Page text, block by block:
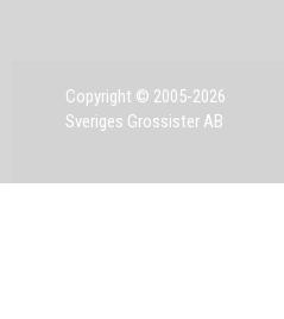
Copyright © 2005-2026
Sveriges Grossister AB